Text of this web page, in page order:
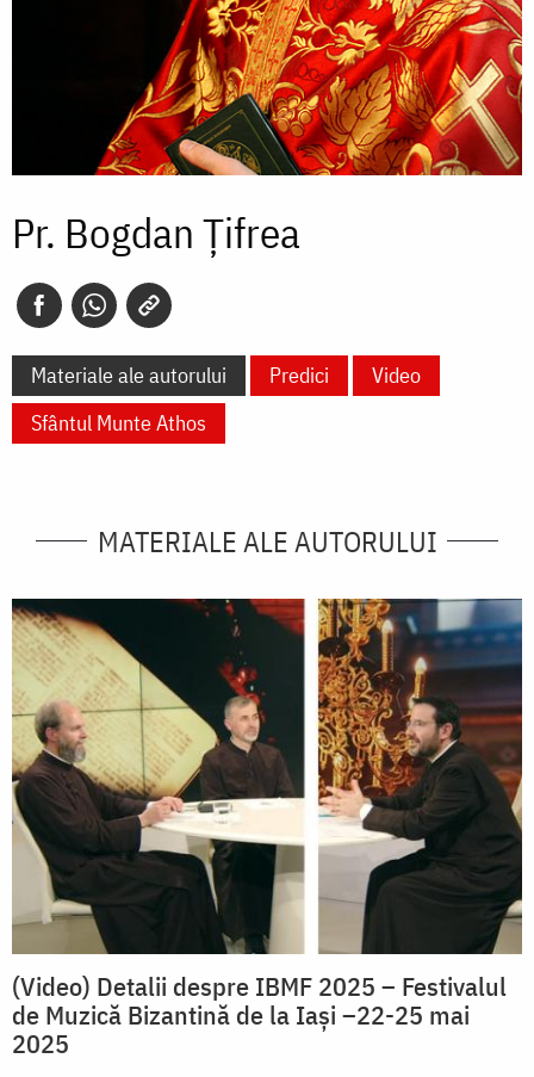
Pr. Bogdan Țifrea
Materiale ale autorului Predici
Video
Sfântul Munte Athos
MATERIALE ALE AUTORULUI
(Video) Detalii despre IBMF 2025 – Festivalul
de Muzică Bizantină de la Iași –22-25 mai
2025